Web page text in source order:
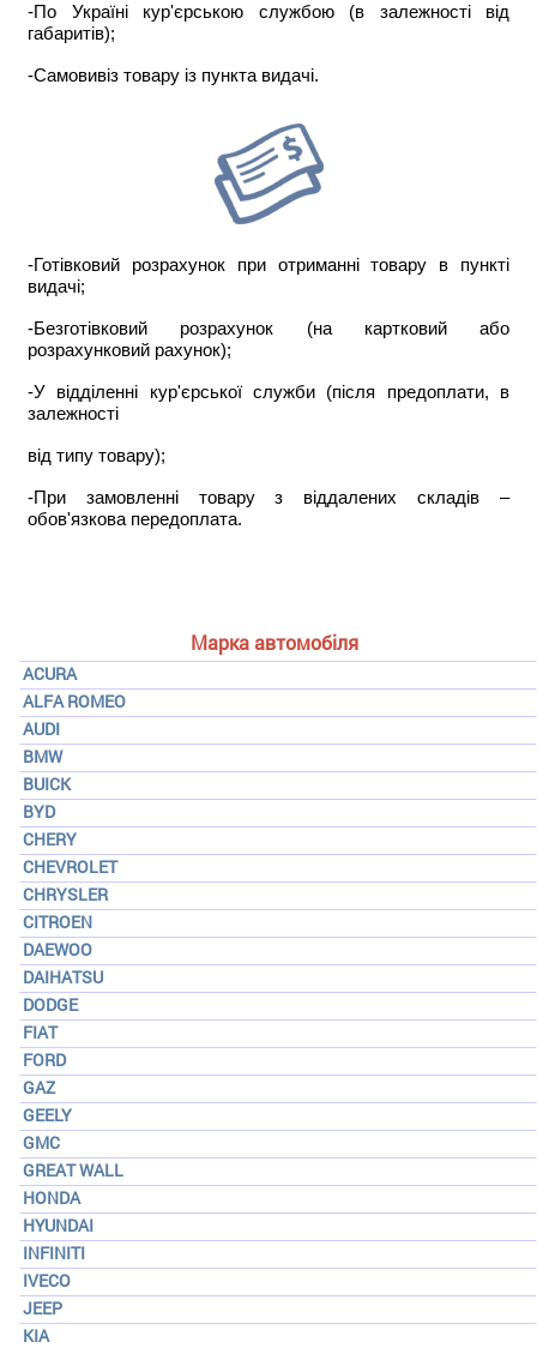
Марка автомобіля
ACURA
ALFA ROMEO
AUDI
BMW
BUICK
BYD
CHERY
CHEVROLET
CHRYSLER
CITROEN
DAEWOO
DAIHATSU
DODGE
FIAT
FORD
GAZ
GEELY
GMC
GREAT WALL
HONDA
HYUNDAI
INFINITI
IVECO
JEEP
KIA
-По Україні кур'єрською службою (в залежності від
габаритів);
-Самовивіз товару із пункта видачі.
-Готівковий розрахунок при отриманні товару в пункті
видачі;
-Безготівковий розрахунок (на картковий або
розрахунковий рахунок);
-У відділенні кур'єрської служби (після предоплати, в
залежності
від типу товару);
-При замовленні товару з віддалених складів –
обов'язкова передоплата.